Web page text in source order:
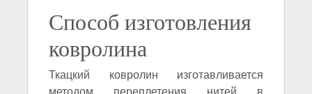
Способ изготовления
ковролина
Ткацкий ковролин изготавливается
методом переплетения нитей в